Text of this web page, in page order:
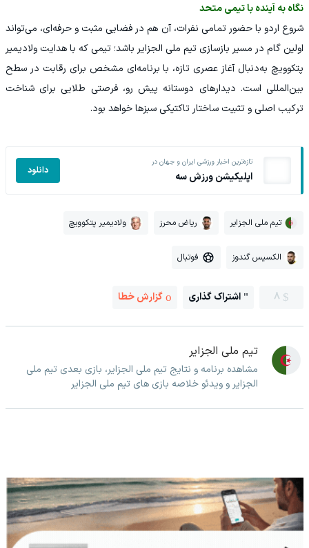
نگاه به آینده با تیمی متحد
شروع اردو با حضور تمامی نفرات، آن هم در فضایی مثبت و حرفه‌ای، می‌تواند
اولین گام در مسیر بازسازی تیم ملی الجزایر باشد؛ تیمی که با هدایت ولادیمیر
پتکوویچ به‌دنبال آغاز عصری تازه، با برنامه‌ای مشخص برای رقابت در سطح
بین‌المللی است. دیدارهای دوستانه پیش رو، فرصتی طلایی برای شناخت
ترکیب اصلی و تثبیت ساختار تاکتیکی سبزها خواهد بود.
تازه‌ترین اخبار ورزشی ایران و جهان در
اپلیکیشن ورزش سه دانلود
تیم ملی الجزایر ریاض محرز ولادیمیر پتکوویچ
الکسیس گندوز فوتبال
8 اشتراک گذاری گزارش خطا
تیم ملی الجزایر
مشاهده برنامه و نتایج تیم ملی الجزایر، بازی بعدی تیم ملی
الجزایر و ویدئو خلاصه بازی های تیم ملی الجزایر